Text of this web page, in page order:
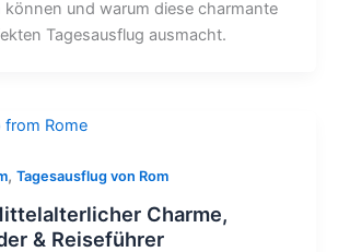
können und warum diese charmante
Tagesausflug ausmacht.
, Tagesausflug von Rom
Charme,
& Reiseführer